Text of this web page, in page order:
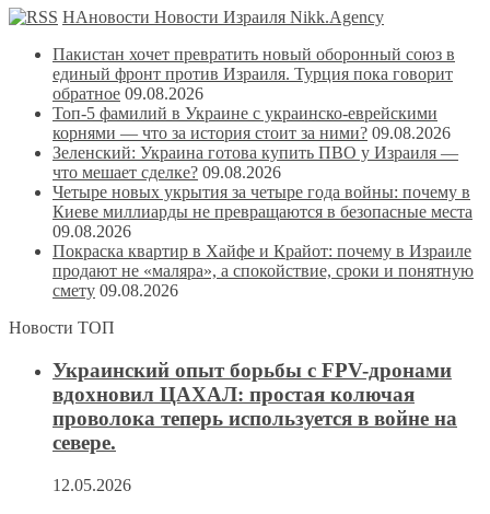
НАновости Новости Израиля Nikk.Agency
Пакистан хочет превратить новый оборонный союз в
единый фронт против Израиля. Турция пока говорит
обратное 09.08.2026
Топ-5 фамилий в Украине с украинско-еврейскими
корнями — что за история стоит за ними? 09.08.2026
Зеленский: Украина готова купить ПВО у Израиля —
что мешает сделке? 09.08.2026
Четыре новых укрытия за четыре года войны: почему в
Киеве миллиарды не превращаются в безопасные места
09.08.2026
Покраска квартир в Хайфе и Крайот: почему в Израиле
продают не «маляра», а спокойствие, сроки и понятную
смету 09.08.2026
Новости ТОП
Украинский опыт борьбы с FPV-дронами
вдохновил ЦАХАЛ: простая колючая
проволока теперь используется в войне на
севере.
12.05.2026